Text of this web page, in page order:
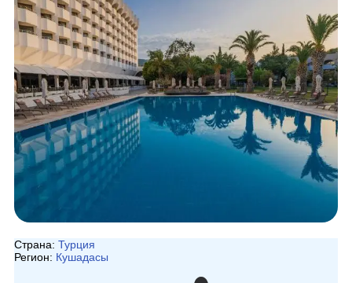
Страна: Турция
Регион: Кушадасы